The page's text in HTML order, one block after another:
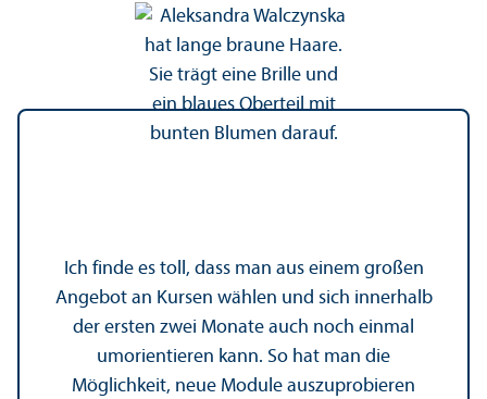
Ich finde es toll, dass man aus einem großen
Angebot an Kursen wählen und sich innerhalb
der ersten zwei Monate auch noch einmal
um­orientieren kann. So hat man die
Möglichkeit, neue Module auszuprobieren